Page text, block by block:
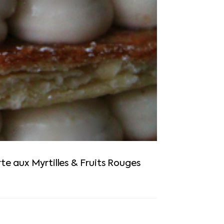
aux Myrtilles & Fruits Rouges